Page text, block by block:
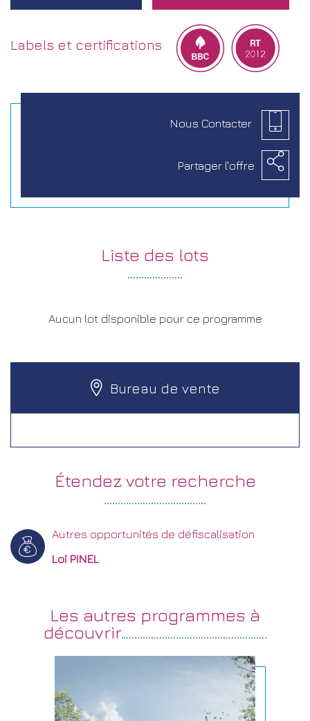
Labels et certifications
Nous Contacter
Partager l'offre
liste des lots
Aucun lot disponible pour ce programme
Bureau de vente
étendez votre recherche
Autres opportunités de défiscalisation
Loi PINEL
les autres programmes à
découvrir